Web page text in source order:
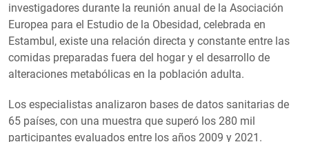
investigadores durante la reunión anual de la Asociación
Europea para el Estudio de la Obesidad, celebrada en
Estambul, existe una relación directa y constante entre las
comidas preparadas fuera del hogar y el desarrollo de
alteraciones metabólicas en la población adulta.
Los especialistas analizaron bases de datos sanitarias de
65 países, con una muestra que superó los 280 mil
participantes evaluados entre los años 2009 y 2021.